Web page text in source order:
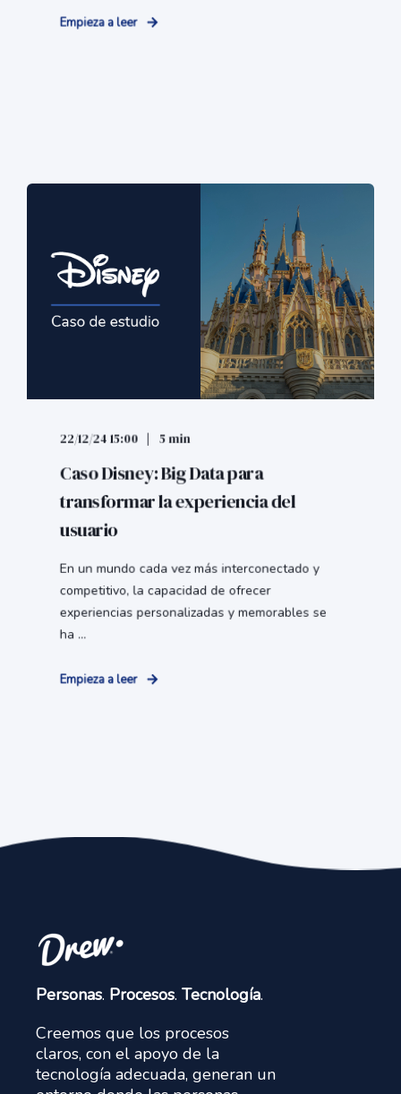
Empieza a leer
22/12/24 15:00 5 min
Caso Disney: Big Data para
transformar la experiencia del
usuario
En un mundo cada vez más interconectado y
competitivo, la capacidad de ofrecer
experiencias personalizadas y memorables se
ha ...
Empieza a leer
Personas. Procesos. Tecnología.
Creemos que los procesos
claros, con el apoyo de la
tecnología adecuada, generan un